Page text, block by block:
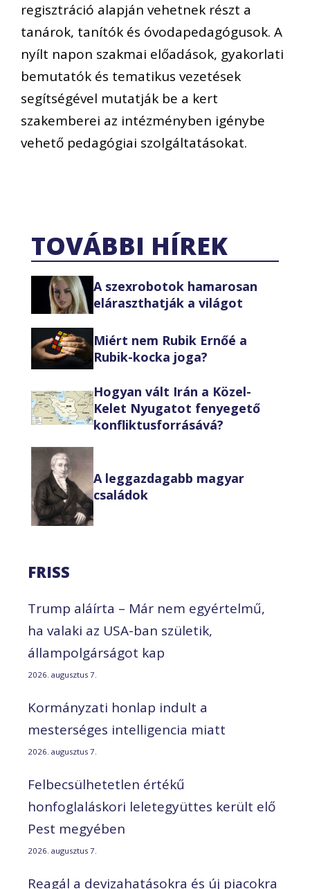
regisztráció alapján vehetnek részt a
tanárok, tanítók és óvodapedagógusok. A
nyílt napon szakmai előadások, gyakorlati
bemutatók és tematikus vezetések
segítségével mutatják be a kert
szakemberei az intézményben igénybe
vehető pedagógiai szolgáltatásokat.
TOVÁBBI HÍREK
A szexrobotok hamarosan
eláraszthatják a világot
Miért nem Rubik Ernőé a
Rubik-kocka joga?
Hogyan vált Irán a Közel-
Kelet Nyugatot fenyegető
konfliktusforrásává?
A leggazdagabb magyar
családok
FRISS
Trump aláírta – Már nem egyértelmű,
ha valaki az USA-ban születik,
állampolgárságot kap
2026. augusztus 7.
Kormányzati honlap indult a
mesterséges intelligencia miatt
2026. augusztus 7.
Felbecsülhetetlen értékű
honfoglaláskori leletegyüttes került elő
Pest megyében
2026. augusztus 7.
Reagál a devizahatásokra és új piacokra